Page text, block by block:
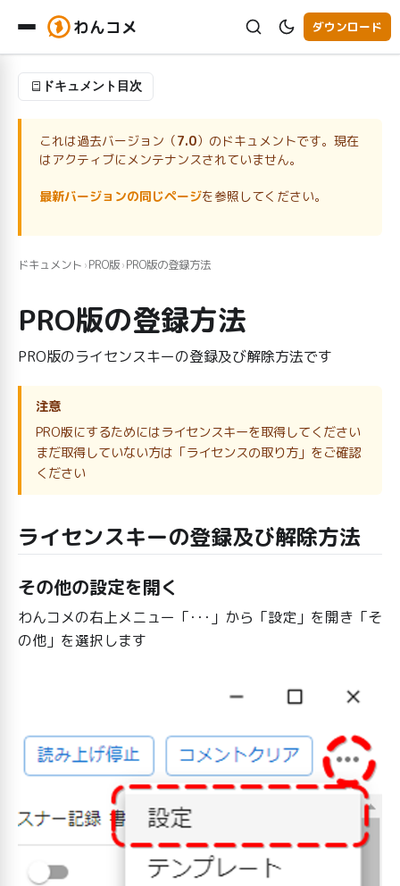
わんコメ ダウンロード
ドキュメント目次
これは過去バージョン（7.0）のドキュメントです。現在
はアクティブにメンテナンスされていません。
最新バージョンの同じページを参照してください。
ドキュメント › PRO版 › PRO版の登録方法
PRO版の登録方法
PRO版のライセンスキーの登録及び解除方法です
注意
PRO版にするためにはライセンスキーを取得してください
まだ取得していない方は「ライセンスの取り方」をご確認
ください
ライセンスキーの登録及び解除方法
その他の設定を開く
わんコメの右上メニュー「･･･」から「設定」を開き「そ
の他」を選択します